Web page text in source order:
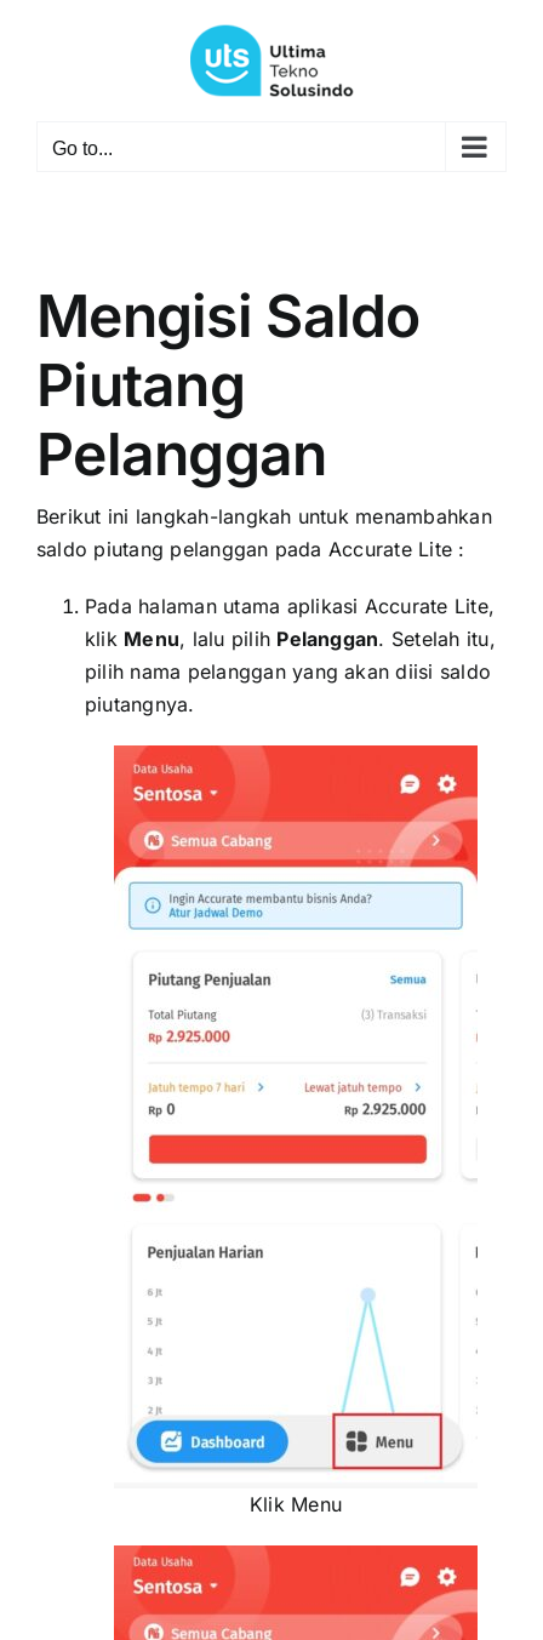
Go to...
Mengisi Saldo
Piutang
Pelanggan
Berikut ini langkah-langkah untuk menambahkan
saldo piutang pelanggan pada Accurate Lite :
Pada halaman utama aplikasi Accurate Lite,
klik Menu, lalu pilih Pelanggan. Setelah itu,
pilih nama pelanggan yang akan diisi saldo
piutangnya.
Klik Menu